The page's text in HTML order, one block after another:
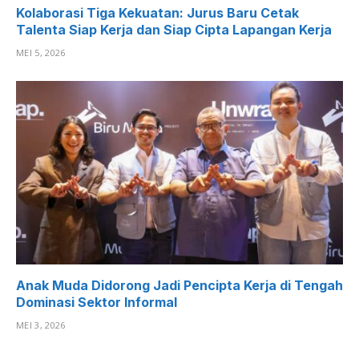
Kolaborasi Tiga Kekuatan: Jurus Baru Cetak
Talenta Siap Kerja dan Siap Cipta Lapangan Kerja
MEI 5, 2026
Anak Muda Didorong Jadi Pencipta Kerja di Tengah
Dominasi Sektor Informal
MEI 3, 2026